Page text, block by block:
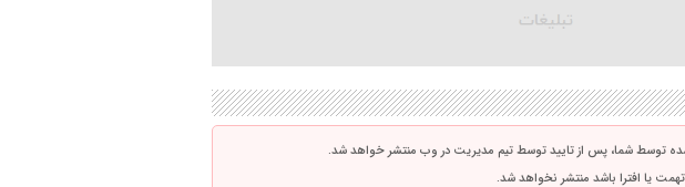
توسط شما، پس از تایید توسط تیم مدیریت در وب منتشر خواهد شد.
یا افترا باشد منتشر نخواهد شد.